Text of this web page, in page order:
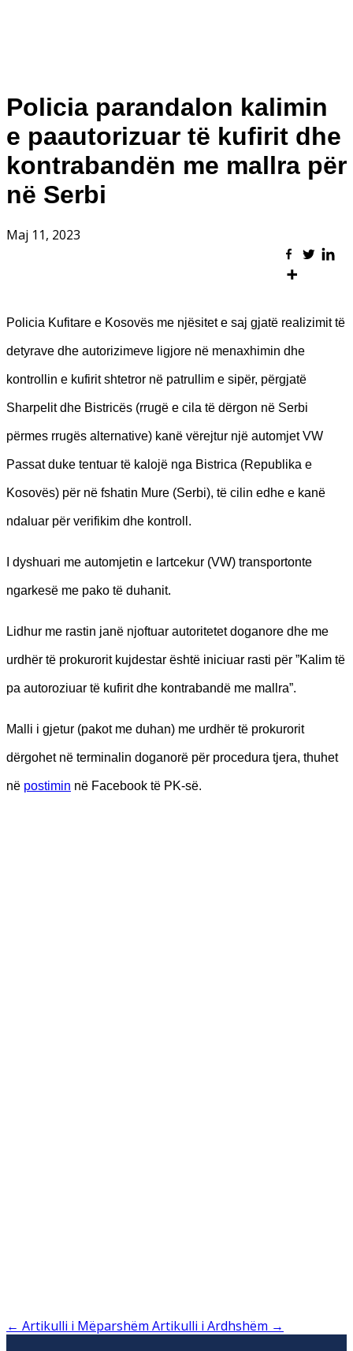
Policia parandalon kalimin
e paautorizuar të kufirit dhe
kontrabandën me mallra për
në Serbi
Maj 11, 2023
Policia Kufitare e Kosovës me njësitet e saj gjatë realizimit të
detyrave dhe autorizimeve ligjore në menaxhimin dhe
kontrollin e kufirit shtetror në patrullim e sipër, përgjatë
Sharpelit dhe Bistricës (rrugë e cila të dërgon në Serbi
përmes rrugës alternative) kanë vërejtur një automjet VW
Passat duke tentuar të kalojë nga Bistrica (Republika e
Kosovës) për në fshatin Mure (Serbi), të cilin edhe e kanë
ndaluar për verifikim dhe kontroll.
I dyshuari me automjetin e lartcekur (VW) transportonte
ngarkesë me pako të duhanit.
Lidhur me rastin janë njoftuar autoritetet doganore dhe me
urdhër të prokurorit kujdestar është iniciuar rasti për ”Kalim të
pa autoroziuar të kufirit dhe kontrabandë me mallra”.
Malli i gjetur (pakot me duhan) me urdhër të prokurorit
dërgohet në terminalin doganorë për procedura tjera, thuhet
në postimin në Facebook të PK-së.
← Artikulli i Mëparshëm Artikulli i Ardhshëm →